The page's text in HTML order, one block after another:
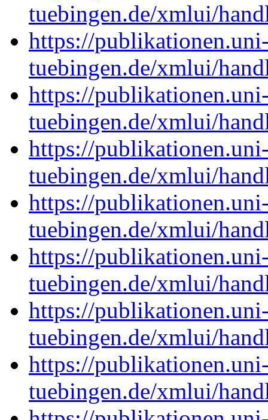
tuebingen.de/xmlui/
https://
tuebingen.de/xmlui/
https://
tuebingen.de/xmlui/
https://
tuebingen.de/xmlui/
https://
tuebingen.de/xmlui/
https://
tuebingen.de/xmlui/
https://
tuebingen.de/xmlui/
https://
tuebingen.de/xmlui/